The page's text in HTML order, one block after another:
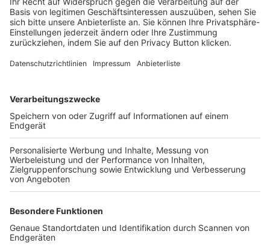
Login SpielPlus
FOLGE DEM BFV
TOP-VEREINE
TOP-PARTNER